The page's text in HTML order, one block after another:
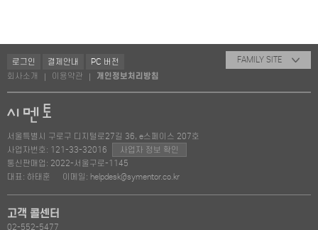
로그인 결제안내
PC 버전
회사소개
이용약관 개인정보처리방침
FAMILY SITE
서울특별시 구로구 디지털로27길 36, e스페이스 207호
사업자번호: 121-33-32016
사업자 정보 확인
통신판매업: 2022-서울구로-1145
대표: 하태훈
이메일: helpdesk@symentor.co.kr
고객 콜센터
02-552-5477